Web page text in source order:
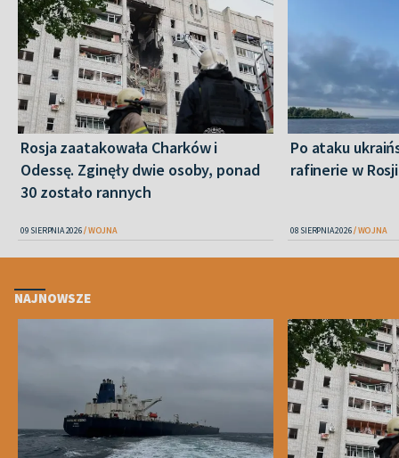
Rosja zaatakowała Charków i
Odessę. Zginęły dwie osoby, ponad
30 zostało rannych
09 SIERPNIA 2026 WOJNA
Po ataku
rafinerie w Rosji
08 SIERPNIA 2026 WOJNA
NAJNOWSZE